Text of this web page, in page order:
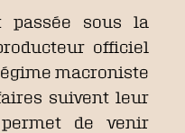
passée sous la
officiel
macroniste
suivent leur
de venir